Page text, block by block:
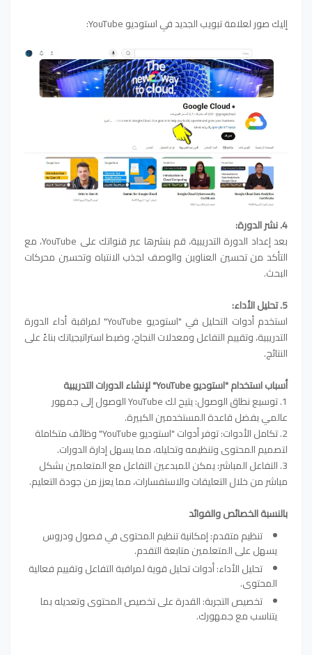
إليك صور لعلامة تبويب الجديد في استوديو YouTube:
4. نشر الدورة:
بعد إعداد الدورة التدريبية، قم بنشرها عبر قنواتك على YouTube، مع
التأكد من تحسين العناوين والوصف لجذب الانتباه وتحسين محركات
البحث.
5. تحليل الأداء:
استخدم أدوات التحليل في "استوديو YouTube" لمراقبة أداء الدورة
التدريبية، وتقييم التفاعل ومعدلات النجاح، وضبط استراتيجياتك بناءً على
النتائج.
أسباب استخدام "استوديو YouTube" لإنشاء الدورات التدريبية
1. توسيع نطاق الوصول: يتيح لك YouTube الوصول إلى جمهور
عالمي بفضل قاعدة المستخدمين الكبيرة.
2. تكامل الأدوات: توفر أدوات "استوديو YouTube" وظائف متكاملة
لتصميم المحتوى وتنظيمه وتحليله، مما يسهل إدارة الدورات.
3. التفاعل المباشر: يمكن للمبدعين التفاعل مع المتعلمين بشكل
مباشر من خلال التعليقات والاستفسارات، مما يعزز من جودة التعليم.
بالنسبة الخصائص والفوائد
تنظيم متقدم: إمكانية تنظيم المحتوى في فصول ودروس
يسهل على المتعلمين متابعة التقدم.
تحليل الأداء: أدوات تحليل قوية لمراقبة التفاعل وتقييم فعالية
المحتوى.
تخصيص التجربة: القدرة على تخصيص المحتوى وتعديله بما
يتناسب مع جمهورك.